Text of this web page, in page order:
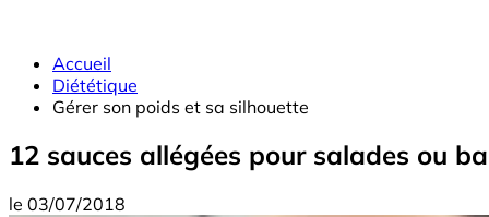
Accueil
Diététique
Gérer son poids et sa silhouette
12 sauces allégées pour salades ou
le 03/07/2018